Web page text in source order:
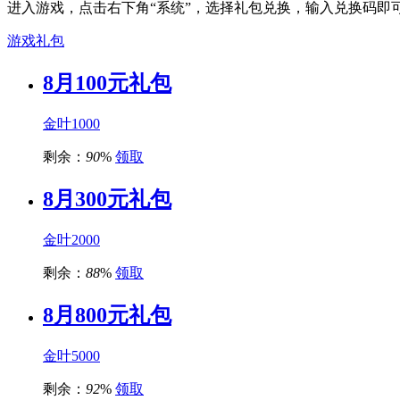
进入游戏，点击右下角“系统”，选择礼包兑换，输入兑换码即
游戏礼包
8月100元礼包
金叶1000
剩余： 90% 领取
8月300元礼包
金叶2000
剩余： 88% 领取
8月800元礼包
金叶5000
剩余： 92% 领取